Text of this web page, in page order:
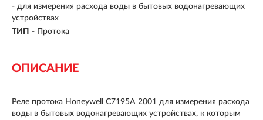
- для измерения расхода воды в бытовых водонагревающих
устройствах
ТИП - Протока
ОПИСАНИЕ
Реле протока Honeywell C7195A 2001 для измерения расхода
воды в бытовых водонагревающих устройствах, к которым